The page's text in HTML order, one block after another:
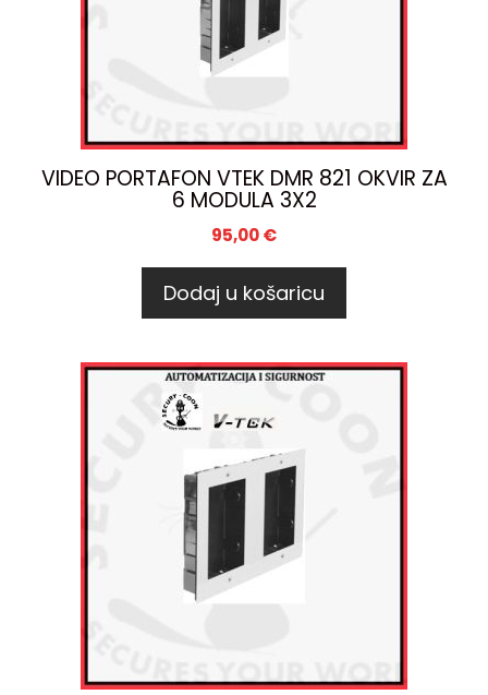
VIDEO PORTAFON VTEK DMR 821 OKVIR ZA
6 MODULA 3X2
95,00€
Dodaj u košaricu